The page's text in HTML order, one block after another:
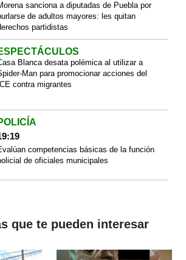
sanciona a diputadas de Puebla por
de adultos mayores: les quitan
partidistas
Blanca desata polémica al utilizar a
Man para promocionar acciones del
ICE contra migrantes
competencias básicas de la función
de oficiales municipales
que te pueden interesar